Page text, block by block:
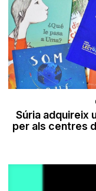
Súria adquireix
per als centres